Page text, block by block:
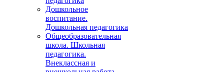
Дошкольное
воспитание.
Дошкольная педагогика
Общеобразовательная
школа. Школьная
педагогика.
Внеклассная и